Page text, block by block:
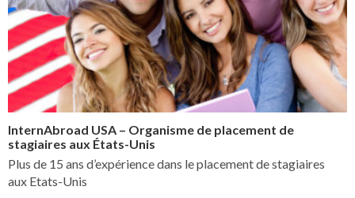
InternAbroad USA – Organisme de placement de
stagiaires aux États-Unis
Plus de 15 ans d’expérience dans le placement de stagiaires
aux Etats-Unis